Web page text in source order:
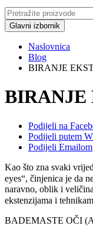
Glavni izbornik
Naslovnica
Blog
BIRANJE
BIRANJE
Podijeli na
Podijeli putem
Podijeli Emailom
Kao što zna svaki
eyes“, činjenica je da
naravno, oblik i
ekstenzijama i
BADEMASTE OČI